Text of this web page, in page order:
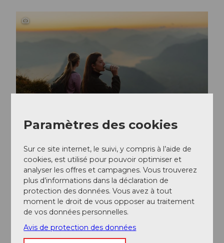
Paramètres des cookies
Sur ce site internet, le suivi, y compris à l’aide de
cookies, est utilisé pour pouvoir optimiser et
analyser les offres et campagnes. Vous trouverez
plus d’informations dans la déclaration de
protection des données. Vous avez à tout
moment le droit de vous opposer au traitement
de vos données personnelles.
Avis de protection des données